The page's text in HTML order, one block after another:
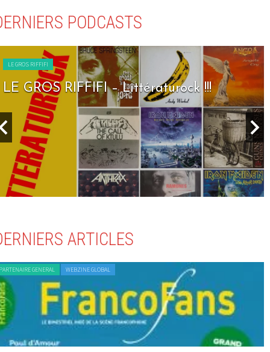
PODCASTS
LE GROS RIFFIFI
LE GROS RIFFIFI – Littératurock !!!
ARTICLES
GENERAL WEBZINE GLOBAL